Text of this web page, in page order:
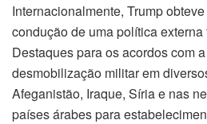
Internacionalmente, Trump
condução de uma política externa
Destaques para os acordos com
desmobilização militar em
Afeganistão, Iraque, Síria e nas
países árabes para